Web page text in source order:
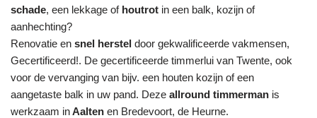
schade, een lekkage of houtrot in een balk, kozijn of
aanhechting?
Renovatie en snel herstel door gekwalificeerde vakmensen,
Gecertificeerd!. De gecertificeerde timmerlui van Twente, ook
voor de vervanging van bijv. een houten kozijn of een
aangetaste balk in uw pand. Deze allround timmerman is
werkzaam inAalten en Bredevoort, de Heurne.